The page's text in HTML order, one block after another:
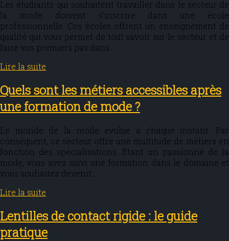
Les étudiants qui souhaitent travailler dans le secteur de
la mode doivent s’inscrire dans une école
professionnelle. Ces écoles offrent un enseignement de
qualité qui vous permet de tout savoir sur le secteur et de
faire vos premiers pas dans…
Lire la suite
Quels sont les métiers accessibles après
une formation de mode ?
Le monde de la mode évolue à chaque instant. Par
conséquent, ce secteur offre une multitude de métiers en
fonction des spécialisations. Étant un passionné de la
mode, vous avez suivi une formation dans le domaine et
vous souhaitez devenir…
Lire la suite
Lentilles de contact rigide : le guide
pratique